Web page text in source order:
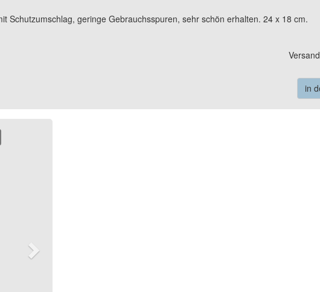
Schutzumschlag, geringe Gebrauchsspuren, sehr schön erhalten. 24 x 18 cm.
Versand
in